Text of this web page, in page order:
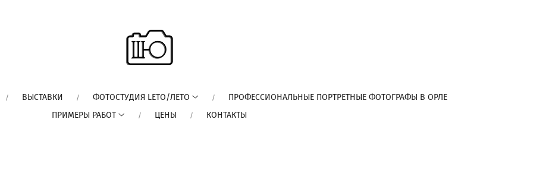
ВЫСТАВКИ ФОТОСТУДИЯ LETO/ЛЕТО
ПРОФЕССИОНАЛЬНЫЕ ПОРТРЕТНЫЕ ФОТОГРАФЫ В ОРЛЕ
ПРИМЕРЫ РАБОТ
ЦЕНЫ КОНТАКТЫ